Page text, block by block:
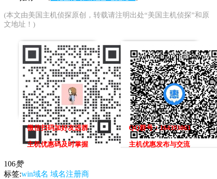
(本文由美国主机侦探原创，转载请注明出处“美国主机侦探”和原
文地址！)
微信扫码加好友进群
主机优惠码及时掌握
QQ群号：164393063
主机优惠发布与交流
106赞
标签:win域名 域名注册商